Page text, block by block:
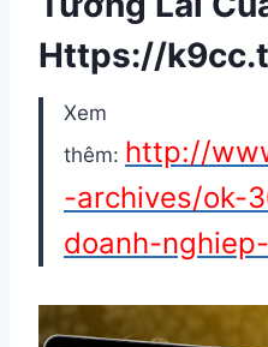
Https://
Xem
thêm: http://
-archives/ok-
doanh-